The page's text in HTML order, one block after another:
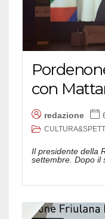
con
redazione
Il presidente della
settembre. Dopo il